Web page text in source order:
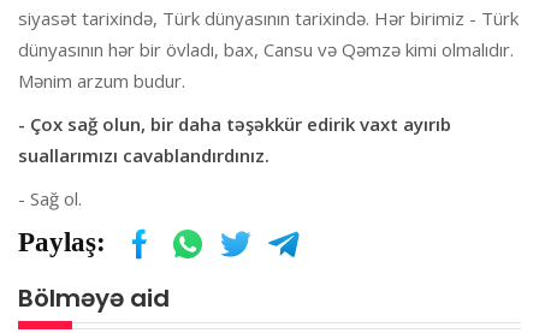
siyasət tarixində, Türk dünyasının tarixində. Hər birimiz - Türk
dünyasının hər bir övladı, bax, Cansu və Qəmzə kimi olmalıdır.
Mənim arzum budur.
- Çox sağ olun, bir daha təşəkkür edirik vaxt ayırıb
suallarımızı cavablandırdınız.
- Sağ ol.
Paylaş:
Bölməyə aid